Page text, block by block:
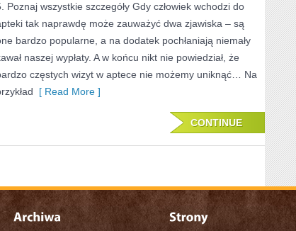
POZWALA
SKUTECZNIE
LECZYĆ
WSZELKIE
CHOROBY
Poznaj wszystkie szczegóły Gdy człowiek wchodzi do
tak naprawdę może zauważyć dwa zjawiska – są
bardzo popularne, a na dodatek pochłaniają niemały
naszej wypłaty. A w końcu nikt nie powiedział, że
częstych wizyt w aptece nie możemy uniknąć… Na
[ Read More ]
CONTINUE